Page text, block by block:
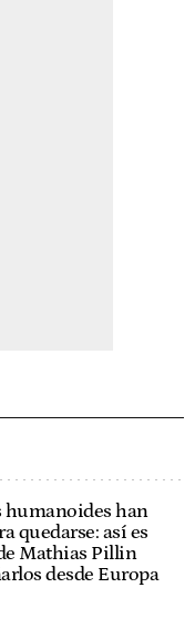
humanoides han
quedarse: así es
Mathias Pillin
desde Europa